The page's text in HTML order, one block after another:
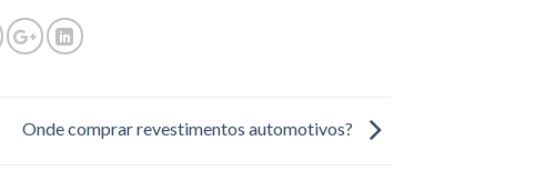
Onde comprar revestimentos automotivos?